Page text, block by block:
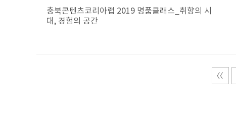
충북콘텐츠코리아랩 2019 명품클래스_취향의 시
대, 경험의 공간